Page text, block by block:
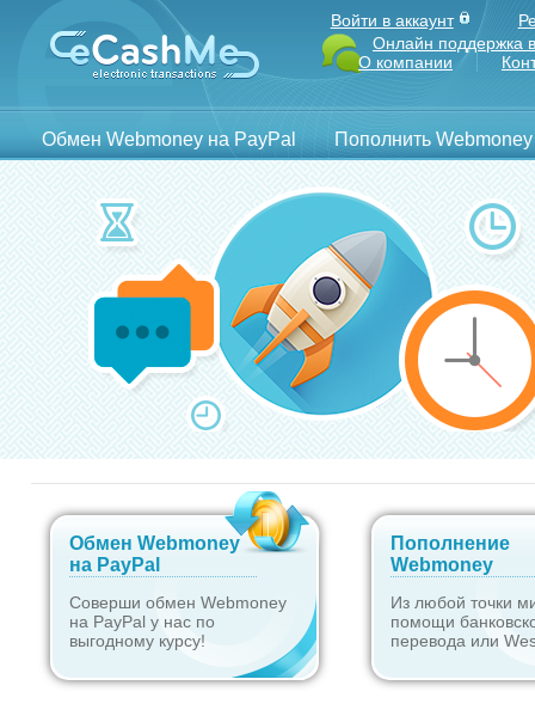
Войти в аккаунт
Онлайн поддержка
О компании
Обмен Webmoney на PayPal Пополнить Webmoney
Обмен Webmoney
на PayPal
Соверши обмен Webmoney
на PayPal у нас по
выгодному курсу!
Пополнение
Webmoney
Из любой точки
помощи
перевода или